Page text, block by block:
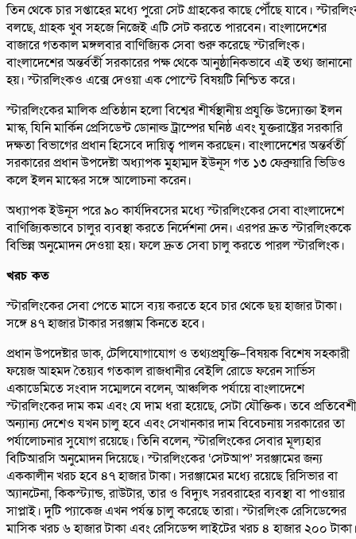
তিন থেকে চার সপ্তাহের মধ্যে পুরো সেট গ্রাহকের কাছে পৌঁছে যাবে।
বলছে, গ্রাহক খুব সহজে নিজেই এটি সেট করতে পারবেন। বাংলাদেশের
বাজারে গতকাল মঙ্গলবার বাণিজ্যিক সেবা শুরু করেছে স্টারলিংক।
বাংলাদেশের অন্তর্বর্তী সরকারের পক্ষ থেকে আনুষ্ঠানিকভাবে এই তথ্য জানানো
হয়। স্টারলিংকও এক্সে দেওয়া এক পোস্টে বিষয়টি নিশ্চিত করে।
স্টারলিংকের মালিক প্রতিষ্ঠান হলো বিশ্বের শীর্ষস্থানীয় প্রযুক্তি উদ্যোক্তা ইলন
মাস্ক, যিনি মার্কিন প্রেসিডেন্ট ডোনাল্ড ট্রাম্পের ঘনিষ্ঠ এবং যুক্তরাষ্ট্রের সরকারি
দক্ষতা বিভাগের প্রধান হিসেবে দায়িত্ব পালন করছেন। বাংলাদেশের অন্তর্বর্তী
সরকারের প্রধান উপদেষ্টা অধ্যাপক মুহাম্মদ ইউনূস গত ১৩ ফেব্রুয়ারি ভিডিও
কলে ইলন মাস্কের সঙ্গে আলোচনা করেন।
অধ্যাপক ইউনূস পরে ৯০ কার্যদিবসের মধ্যে স্টারলিংকের সেবা বাংলাদেশে
বাণিজ্যিকভাবে চালুর ব্যবস্থা করতে নির্দেশনা দেন। এরপর দ্রুত স্টারলিংককে
বিভিন্ন অনুমোদন দেওয়া হয়। ফলে দ্রুত সেবা চালু করতে পারল স্টারলিংক।
খরচ কত
স্টারলিংকের সেবা পেতে মাসে ব্যয় করতে হবে চার থেকে ছয় হাজার টাকা।
সঙ্গে ৪৭ হাজার টাকার সরঞ্জাম কিনতে হবে।
প্রধান উপদেষ্টার ডাক, টেলিযোগাযোগ ও তথ্যপ্রযুক্তি–বিষয়ক বিশেষ সহকারী
ফয়েজ আহমদ তৈয়্যব গতকাল রাজধানীর বেইলি রোডে ফরেন সার্ভিস
একাডেমিতে সংবাদ সম্মেলনে বলেন, আঞ্চলিক পর্যায়ে বাংলাদেশে
স্টারলিংকের দাম কম এবং যে দাম ধরা হয়েছে, সেটা যৌক্তিক। তবে প্রতিবেশী
অন্যান্য দেশেও যখন চালু হবে এবং সেখানকার দাম বিবেচনায় সরকারের তা
পর্যালোচনার সুযোগ রয়েছে। তিনি বলেন, স্টারলিংকের সেবার মূল্যহার
বিটিআরসি অনুমোদন দিয়েছে। স্টারলিংকের ‘সেটআপ’ সরঞ্জামের জন্য
এককালীন খরচ হবে ৪৭ হাজার টাকা। সরঞ্জামের মধ্যে রয়েছে রিসিভার বা
অ্যানটেনা, কিকস্ট্যান্ড, রাউটার, তার ও বিদ্যুৎ সরবরাহের ব্যবস্থা বা পাওয়ার
সাপ্লাই। দুটি প্যাকেজ এখন পর্যন্ত চালু করেছে তারা। স্টারলিংক রেসিডেন্সের
মাসিক খরচ ৬ হাজার টাকা এবং রেসিডেন্স লাইটের খরচ ৪ হাজার ২০০